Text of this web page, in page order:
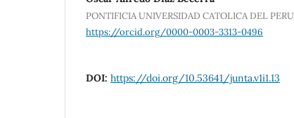
PONTIFICIA UNIVERSIDAD CATOLICA DEL PERU
https://orcid.org/0000-0003-3313-0496
DOI: https://doi.org/10.53641/junta.v1i1.13